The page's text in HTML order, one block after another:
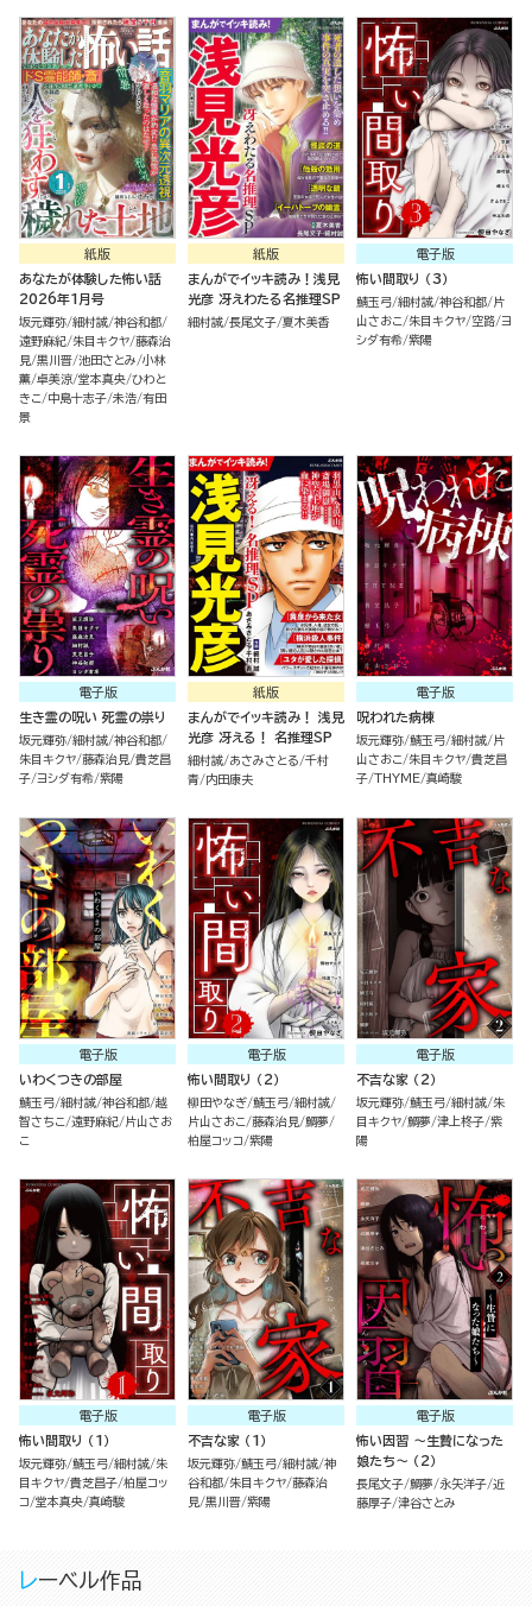
紙版
あなたが体験した怖い話
2026年1月号
坂元輝弥 細村誠 神谷和都
遠野麻紀 朱目キクヤ 藤森治
見 黒川晋 池田さとみ 小林
薫 卓美涼 堂本真央 ひわと
きこ
中島十志子 未浩 有田
景
紙版
まんがでイッキ読み！浅見
光彦 冴えわたる名推理SP
細村誠 長尾文子 夏木美香
電子版
怖い間取り （3）
鯖玉弓 細村誠 神谷和都 片
山さおこ 朱目キクヤ 空路 ヨ
シダ有希 紫陽
電子版
生き霊の呪い 死霊の祟り
坂元輝弥 細村誠 神谷和都
朱目キクヤ 藤森治見 貴芝昌
子 ヨシダ有希 紫陽
紙版
まんがでイッキ読み！ 浅見
光彦 冴える！ 名推理SP
細村誠 あさみさとる 千村
青 内田康夫
電子版
呪われた病棟
坂元輝弥 鯖玉弓 細村誠 片
山さおこ 朱目キクヤ 貴芝昌
子 THYME 真崎駿
電子版
いわくつきの部屋
鯖玉弓 細村誠 神谷和都 越
智さちこ 遠野麻紀 片山さお
こ
電子版
怖い間取り （2）
柳田やなぎ 鯖玉弓 細村誠
片山さおこ 藤森治見 鯛夢
柏屋コッコ 紫陽
電子版
不吉な家 （2）
坂元輝弥 鯖玉弓 細村誠 朱
目キクヤ 鯛夢 津上柊子 紫
陽
電子版
怖い間取り （1）
坂元輝弥 鯖玉弓 細村誠 朱
目キクヤ 貴芝昌子 柏屋コッ
コ 堂本真央 真崎駿
電子版
不吉な家 （1）
坂元輝弥 鯖玉弓 細村誠 神
谷和都 朱目キクヤ 藤森治
見 黒川晋 紫陽
電子版
怖い因習 ～生贄になった
娘たち～ （2）
長尾文子 鯛夢 永矢洋子 近
藤厚子 津谷さとみ
レーベル作品